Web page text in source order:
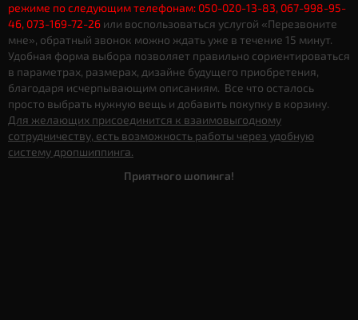
режиме по следующим телефонам: 050-020-13-83, 067-998-95-
46, 073-169-72-26 или воспользоваться услугой «Перезвоните
мне», обратный звонок можно ждать уже в течение 15 минут.
Удобная форма выбора позволяет правильно сориентироваться
в параметрах, размерах, дизайне будущего приобретения,
благодаря исчерпывающим описаниям. Все что осталось
просто выбрать нужную вещь и добавить покупку в корзину.
Для желающих присоединится к взаимовыгодному
сотрудничеству, есть возможность работы через удобную
систему дропшиппинга.
Приятного шопинга!